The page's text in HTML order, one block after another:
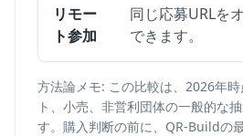
リモー
ト参加
同じ応募URLを
できます。
方法論メモ: この比較は、2026年
ト、小売、非営利団体の一般的な
す。購入判断の前に、QR-Buildの